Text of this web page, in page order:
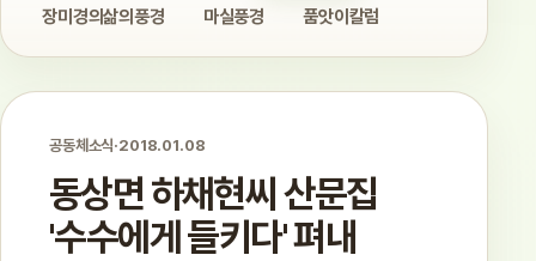
장미경의삶의풍경 마실풍경 품앗이칼럼
공동체소식·2018.01.08
동상면 하채현씨 산문집
'수수에게 들키다' 펴내